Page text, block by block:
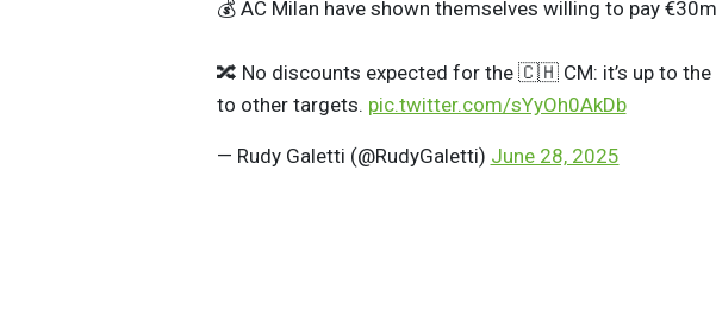
💰 AC Milan have shown themselves willing to pay
🔀 No discounts expected for the 🇨🇭 CM: it’s up to
to other targets. pic.twitter.com/sYyOh0AkDb
— Rudy Galetti (@RudyGaletti) June 28, 2025